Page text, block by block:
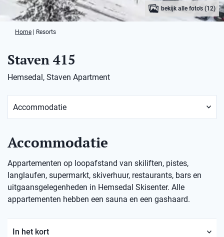
bekijk alle foto's (12)
Home Resorts
Staven 415
Hemsedal, Staven Apartment
Accommodatie
Appartementen op loopafstand van skiliften, pistes,
langlaufen, supermarkt, skiverhuur, restaurants, bars en
uitgaansgelegenheden in Hemsedal Skisenter. Alle
appartementen hebben een sauna en een gashaard.
In het kort